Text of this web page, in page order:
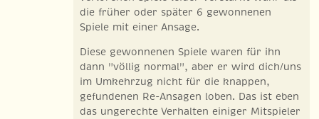
die früher oder später 6 gewonnenen
Spiele mit einer Ansage.
Diese gewonnenen Spiele waren für ihn
dann "völlig normal", aber er wird dich/uns
im Umkehrzug nicht für die knappen,
gefundenen Re-Ansagen loben. Das ist eben
das ungerechte Verhalten einiger Mitspieler